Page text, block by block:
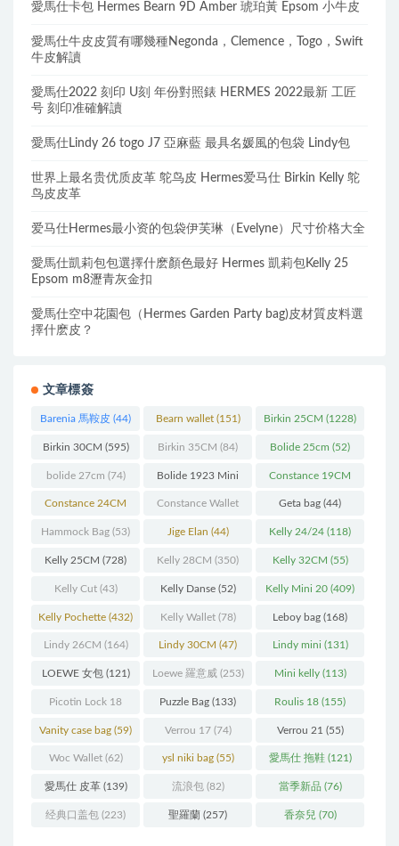
愛馬仕卡包 Hermes Bearn 9D Amber 琥珀黃 Epsom 小牛皮
愛馬仕牛皮皮質有哪幾種Negonda，Clemence，Togo，Swift
牛皮解讀
愛馬仕2022 刻印 U刻 年份對照錶 HERMES 2022最新 工匠
号 刻印准確解讀
愛馬仕Lindy 26 togo J7 亞麻藍 最具名媛風的包袋 Lindy包
世界上最名贵优质皮革 鸵鸟皮 Hermes爱马仕 Birkin Kelly 鸵
鸟皮皮革
爱马仕Hermes最小资的包袋伊芙琳（Evelyne）尺寸价格大全
愛馬仕凱莉包包選擇什麽顏色最好 Hermes 凱莉包Kelly 25
Epsom m8瀝青灰金扣
愛馬仕空中花園包（Hermes Garden Party bag)皮材質皮料選
擇什麽皮？
文章標簽
Barenia 馬鞍皮 (44) Bearn wallet(151) Birkin 25CM (1228)
Birkin 30CM (595) Birkin 35CM (84) Bolide 25cm (52)
bolide 27cm (74) Bolide 1923 Mini
(93)
Constance 19CM
(571)
Constance 24CM
(216)
Constance Wallet
(60)
Geta bag (44)
Hammock Bag (53) Jige Elan (44) Kelly 24/24 (118)
Kelly 25CM (728) Kelly 28CM (350) Kelly 32CM (55)
Kelly Cut(43) Kelly Danse(52) Kelly Mini 20 (409)
Kelly Pochette (432) Kelly Wallet(78) Leboy bag (168)
Lindy 26CM (164) Lindy 30CM (47) Lindy mini (131)
LOEWE 女包(121) Loewe 羅意威(253) Mini kelly(113)
Picotin Lock 18
(202)
Puzzle Bag (133) Roulis 18 (155)
Vanity case bag (59) Verrou 17(74) Verrou 21 (55)
Woc Wallet(62) ysl niki bag(55) 愛馬仕 拖鞋(121)
愛馬仕 皮革(139) 流浪包(82) 當季新品 (76)
经典口盖包 (223) 聖羅蘭 (257) 香奈兒 (70)